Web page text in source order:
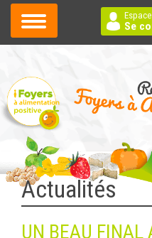
Se
Actualités
UN BEAU FINAL